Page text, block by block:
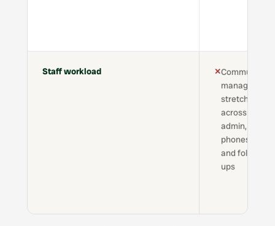
Staff workload ✕Community
managers
stretched
across
admin,
phones,
and follow-
ups